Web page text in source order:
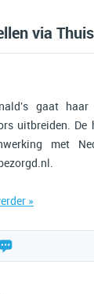
via
gaat haar
uitbreiden. De
met
»